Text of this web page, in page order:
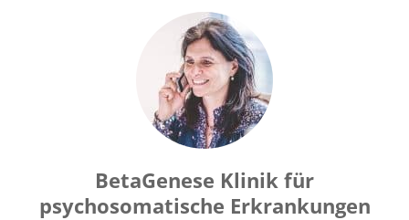
BetaGenese Klinik für
psychosomatische Erkrankungen